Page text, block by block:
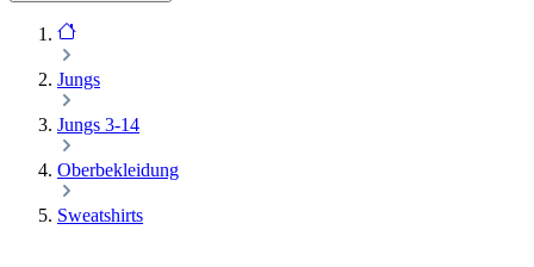
Jungs
Jungs 3-14
Oberbekleidung
Sweatshirts